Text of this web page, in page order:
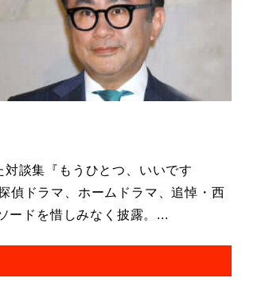
談集『もうひとつ、いいです
偵ドラマ、ホームドラマ、追悼・西
ードを惜しみなく披露。...